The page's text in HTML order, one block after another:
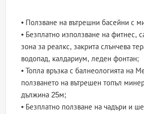
• Ползване на вътрешни басейни с
• Безплатно използване на фитнес,
зона за реалкс, закрита слънчева
водопад, калдариум, леден фонтан;
• Топла връзка с балнеологията на
ползването на вътрешен топъл
дължина 25м;
• Безплатно ползване на чадъри и